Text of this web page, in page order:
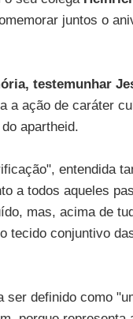
juntos o
testemunhar
a ação de caráter
apartheid.
entendida
a todos aqueles
mas, acima de
tecido conjuntivo
definido como